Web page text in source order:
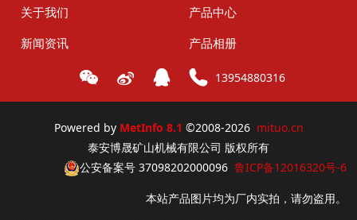
关于我们
产品中心
新闻资讯
产品相册
13954880316
Powered by MetInfo 8.1 ©2008-2026 mituo.cn
泰安博晟矿山机械有限公司 版权所有
公安备案号 37098202000096 鲁ICP备12016320号-6
本站产品图片均为厂内实拍，请勿盗用。